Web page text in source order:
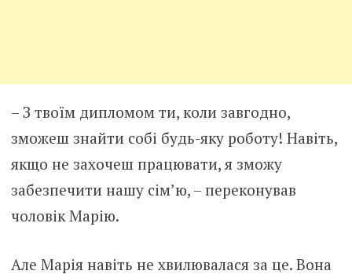
– З твоїм дипломом ти, коли завгодно,
зможеш знайти собі будь-яку роботу! Навіть,
якщо не захочеш працювати, я зможу
забезпечити нашу сім’ю, – переконував
чоловік Марію.
Але Марія навіть не хвилювалася за це. Вона